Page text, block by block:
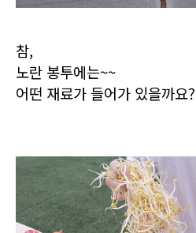
참,
노란 봉투에는~~
어떤 재료가 들어가 있을까요?